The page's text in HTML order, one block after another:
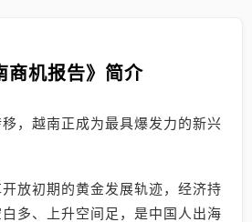
商机报告》简介
，越南正成为最具爆发力的新兴
放初期的黄金发展轨迹，经济持
多、上升空间足，是中国人出海